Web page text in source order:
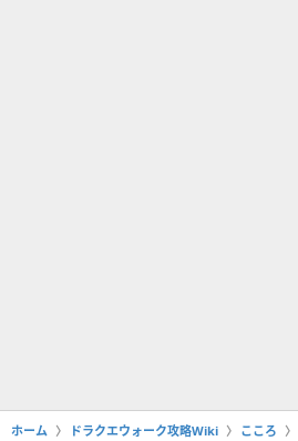
ホーム ドラクエウォーク攻略Wiki こころ